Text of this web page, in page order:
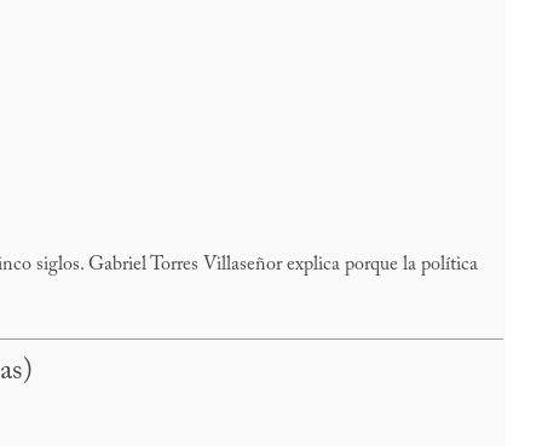
siglos. Gabriel Torres Villaseñor explica porque la política